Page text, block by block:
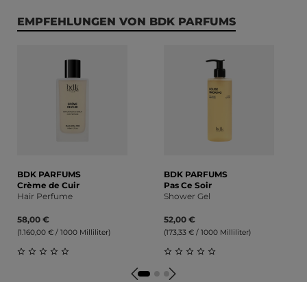
Produktgalerie überspringen
EMPFEHLUNGEN VON BDK PARFUMS
BDK PARFUMS
Crème de Cuir
Hair Perfume
58,00 €
(1.160,00 € / 1000 Milliliter)
Durchschnittliche Bewertung von 0 von 5 Sternen
BDK PARFUMS
Pas Ce Soir
Shower Gel
52,00 €
(173,33 € / 1000 Milliliter)
Durchschnittliche